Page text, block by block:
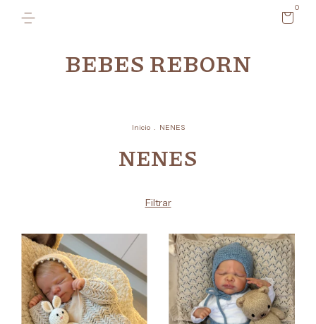
BEBES REBORN
0
Inicio . NENES
NENES
Filtrar